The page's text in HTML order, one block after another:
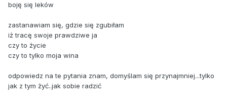
boję się leków
zastanawiam się, gdzie się zgubiłam
iż tracę swoje prawdziwe ja
czy to życie
czy to tylko moja wina
odpowiedz na te pytania znam, domyślam się przynajmniej...tylko
jak z tym żyć..jak sobie radzić